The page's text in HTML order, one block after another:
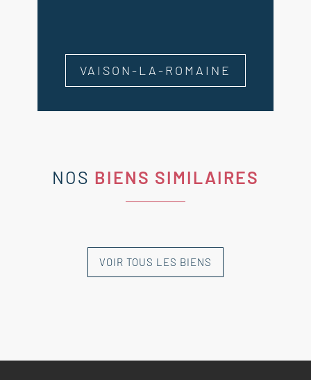
VAISON-LA-ROMAINE
NOS BIENS SIMILAIRES
NOUVEAUTÉ
NOUVEAUTÉ
NOUVEAUTÉ
NOUVEAUTÉ
NOUVEAUTÉVOIR TOUS LES BIENS